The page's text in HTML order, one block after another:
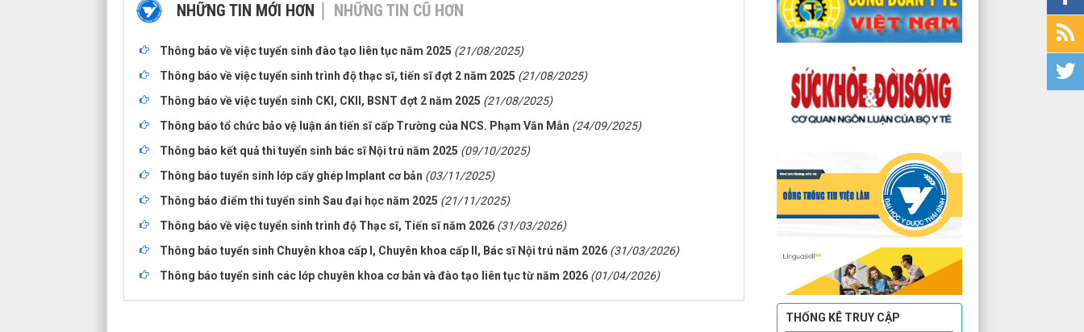
NHỮNG TIN MỚI HƠN NHỮNG TIN CŨ HƠN
Thông báo về việc tuyển sinh đào tạo liên tục năm 2025 (21/08/2025)
Thông báo về việc tuyển sinh trình độ thạc sĩ, tiến sĩ đợt 2 năm 2025 (21/08/2025)
Thông báo về việc tuyển sinh CKI, CKII, BSNT đợt 2 năm 2025 (21/08/2025)
Thông báo tổ chức bảo vệ luận án tiến sĩ cấp Trường của NCS. Phạm Văn Mẫn (24/09/2025)
Thông báo kết quả thi tuyển sinh bác sĩ Nội trú năm 2025 (09/10/2025)
Thông báo tuyển sinh lớp cấy ghép Implant cơ bản (03/11/2025)
Thông báo điểm thi tuyển sinh Sau đại học năm 2025 (21/11/2025)
Thông báo về việc tuyển sinh trình độ Thạc sĩ, Tiến sĩ năm 2026 (31/03/2026)
Thông báo tuyển sinh Chuyên khoa cấp I, Chuyên khoa cấp II, Bác sĩ Nội trú năm 2026 (31/03/2026)
Thông báo tuyển sinh các lớp chuyên khoa cơ bản và đào tạo liên tục từ năm 2026 (01/04/2026)
THỐNG KÊ TRUY CẬP